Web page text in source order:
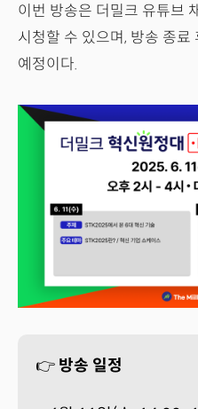
이번 방송은 더밀크 유튜브
시청할 수 있으며, 방송 종료
예정이다.
👉 방송 일정